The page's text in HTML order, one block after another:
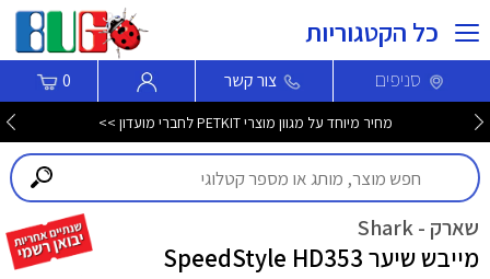
כל הקטגוריות
סניפים צור קשר 0
מחיר מיוחד על מגוון מוצרי PETKIT לחברי מועדון >>
שארק - Shark
מייבש שיער SpeedStyle HD353